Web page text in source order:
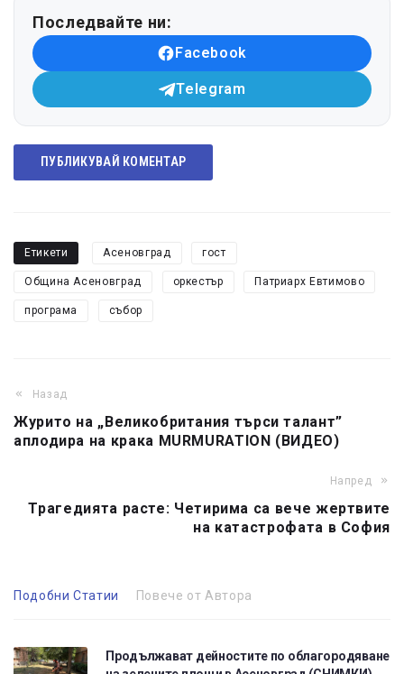
Последвайте ни:
Facebook
Telegram
ПУБЛИКУВАЙ КОМЕНТАР
Етикети Асеновград гост
Община Асеновград оркестър Патриарх Евтимово
програма събор
Назад
Журито на „Великобритания търси талант”
аплодира на крака MURMURATION (ВИДЕО)
Напред
Трагедията расте: Четирима са вече жертвите
на катастрофата в София
Подобни Статии Повече от Автора
Продължават дейностите по облагородяване